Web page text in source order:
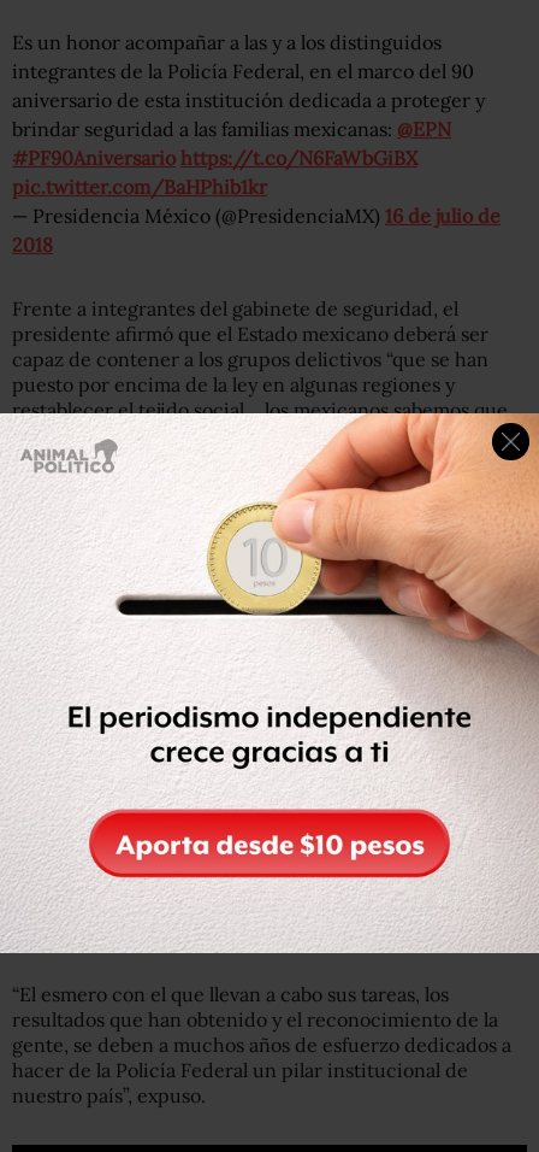
Es un honor acompañar a las y a los distinguidos
integrantes de la Policía Federal, en el marco del 90
aniversario de esta institución dedicada a proteger y
brindar seguridad a las familias mexicanas: @EPN
#PF90Aniversario https://t.co/N6FaWbGiBX
pic.twitter.com/BaHPhib1kr
— Presidencia México (@PresidenciaMX) 16 de julio de
2018
Frente a integrantes del gabinete de seguridad, el
presidente afirmó que el Estado mexicano deberá ser
capaz de contener a los grupos delictivos “que se han
puesto por encima de la ley en algunas regiones y
restablecer el tejido social… los mexicanos sabemos que
este reto sólo lo podemos superar en unidad”.
También resaltó que la coordinación con las secretarías
de la Defensa Nacional (Sedena), de Marina (Semar) y la
Procuraduría General de la República (PGR) para
desarticular al crimen organizado.
“El esmero con el que llevan a cabo sus tareas, los
resultados que han obtenido y el reconocimiento de la
gente, se deben a muchos años de esfuerzo dedicados a
hacer de la Policía Federal un pilar institucional de
nuestro país”, expuso.